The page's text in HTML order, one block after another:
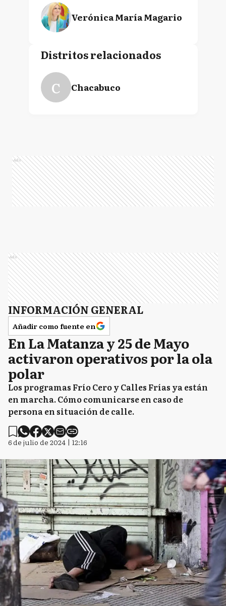
Verónica María Magario
Distritos relacionados
C Chacabuco
Ads
Ads
INFORMACIÓN GENERAL
Añadir como fuente en
En La Matanza y 25 de Mayo
activaron operativos por la ola
polar
Los programas Frío Cero y Calles Frías ya están
en marcha. Cómo comunicarse en caso de
persona en situación de calle.
6 de julio de 2024 | 12:16